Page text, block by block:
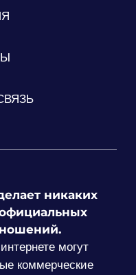
никаких
могут
коммерческие